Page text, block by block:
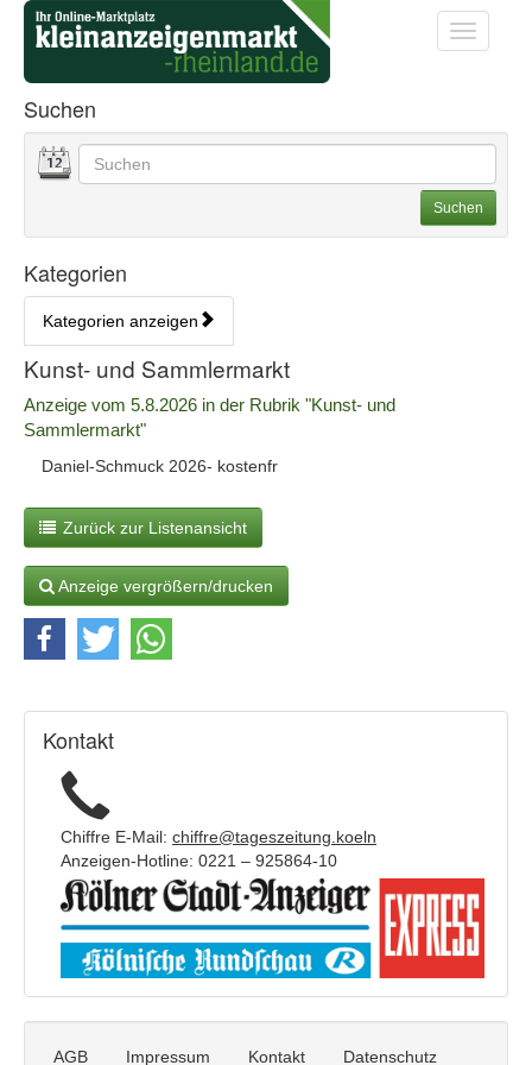
Startseite
Startseite
Toggle
Anzeigenliste Übersicht
Suchen
Suchoptionen
Datum Geben Sie hier Ihre Suchbegriffe ein. Sie können
Suchen
Kategorien
Kategorien anzeigen
Rubrik:
Kunst- und Sammlermarkt
Erscheinungsdatum:
Anzeige vom 5.8.2026 in der Rubrik "Kunst- und
Sammlermarkt"
A
z
e
g
e
n
t
:
Daniel-Schmuck 2026- kostenfr
Zurück zur Listenansicht
Anzeige vergrößern/drucken
Kontakt
Chiffre E-Mail: chiffre@tageszeitung.koeln
Anzeigen-Hotline: 0221 – 925864-10
AGB Impressum Kontakt Datenschutz